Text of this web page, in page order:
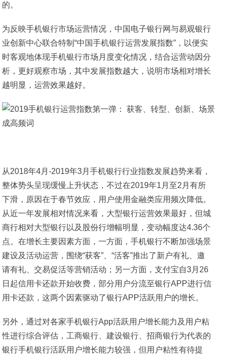
的。
为反映手机银行市场运营情况，中国电子银行网与易观银行
业创新中心联合特制“中国手机银行运营发展指数”，以便实
时客观地体现手机银行市场月度变化情况，结合运营动因分
析，更好观察市场，其中发展指数越大，说明市场相对增长
越明显，运营效果越好。
从2018年4月-2019年3月手机银行行业指数发展趋势来看，
整体势头呈现缓慢上升状态，不过在2019年1月至2月有所
下滑，原因在于春节效应，用户使用金融类应用频次降低。
从近一年发展相对情况来看，大型银行运营效果最好，但城
商行相对大型银行以及股份行增幅明显，变动幅度达4.36个
点。在增长主要因素方面，一方面，手机银行不断加强场景
建设及活动运营，围绕“获客”、“活客”推出了新户有礼、邀
请有礼、交易促活等营销活动；另一方面，支付宝自3月26
日起信用卡还款开始收费，部分用户分流至银行APP进行信
用卡还款，这两个因素驱动了银行APP活跃用户的增长。
另外，通过对各家手机银行App活跃用户增长能力及用户粘
性进行综合评估，工商银行、建设银行、招商银行为代表的
银行手机银行活跃用户增长能力较强，但用户粘性有待提